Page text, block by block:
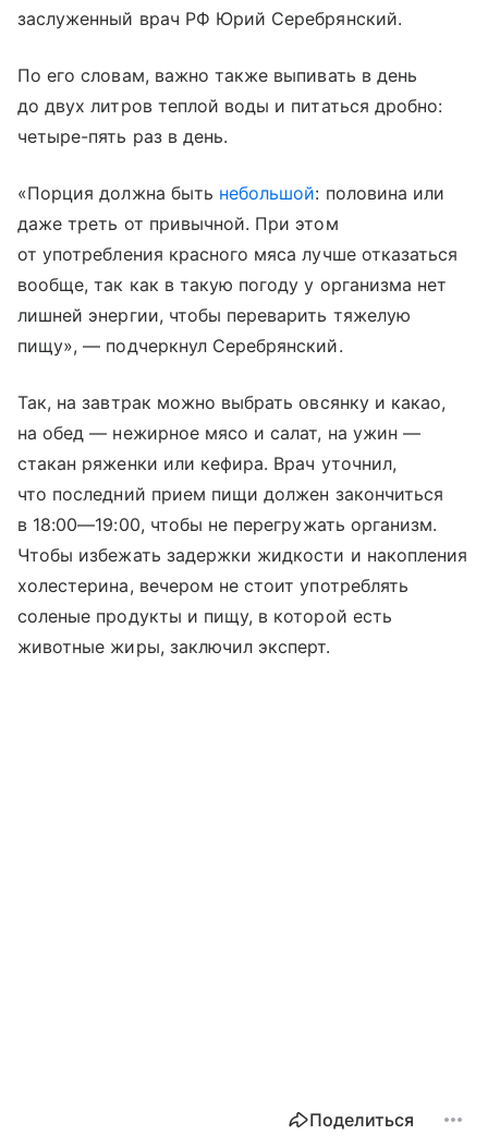
заслуженный врач РФ Юрий Серебрянский.
По его словам, важно также выпивать в день
до двух литров теплой воды и питаться дробно:
четыре-пять раз в день.
«Порция должна быть небольшой: половина или
даже треть от привычной. При этом
от употребления красного мяса лучше отказаться
вообще, так как в такую погоду у организма нет
лишней энергии, чтобы переварить тяжелую
пищу», — подчеркнул Серебрянский.
Так, на завтрак можно выбрать овсянку и какао,
на обед — нежирное мясо и салат, на ужин —
стакан ряженки или кефира. Врач уточнил,
что последний прием пищи должен закончиться
в 18:00—19:00, чтобы не перегружать организм.
Чтобы избежать задержки жидкости и накопления
холестерина, вечером не стоит употреблять
соленые продукты и пищу, в которой есть
животные жиры, заключил эксперт.
Поделиться